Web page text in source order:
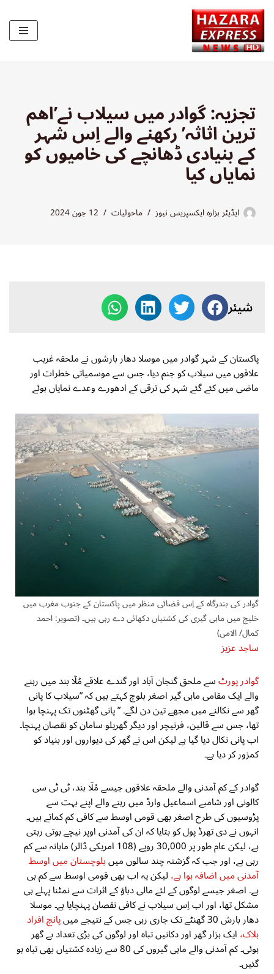
Skip
to
تجزیہ: گوادر میں سیلاب نے’اھم
ترین اثاثہ’ رکھنے والے اِس شہر
کے بنیادی ڈھانچے کی خامیوں کو
نمایاں کیا
ایڈیٹر ہزارہ ایکسپریس نیوز ماحولیات 12 جون 2024
شیئر
پاکستان کے شہر گوادر میں موسلا دھار بارشوں نے ملحقہ غریب
علاقوں میں سیلاب کو جنم دیا، جس سے موسمیاتی خطرات اور
ماضی میں کئے گئے شہر کی ترقی کے ادھورے وعدے نمایاں ہوئے
گوادر کی بندرگاہ کے اِس فضائی منظر میں پاکستان کے جنوب مغرب میں
خلیج میں ماہی گیری کی کشتیاں دکھائی دے رہی ہیں۔ (تصویر: احمد
کمال/ الامی)
ساجد عزیز
گوادر پورٹسے ملحق گنجان آباد اور گندے علاقے مُلۤا بند میں رہنے
والے ایک مقامی ماہی گیر اصغر بلوچ کہتے ہیں کہ ”سیلاب کا پانی
گھر سے نکالنے میں مجھے تین دن لگے۔ ” پانی گھٹنوں تک پہنچا ہوا
تھا، جس سے قالین، فرنیچر اور دیگر گھریلو سامان کو نقصان پہنچا۔
اب پانی نکال دیا گیا ہے لیکن اس نے گھر کی دیواروں اور بنیاد کو
کمزور کر دیا ہے۔
گوادر کے کم آمدنی والے ملحقہ علاقوں جیسے مُلۤا بند، ٹی ٹی سی
کالونی اور شامبے اسماعیل وارڈ میں رہنے والے اپنے بہت سے
پڑوسیوں کی طرح اصغر بھی قومی اوسط سے کافی کم کماتے ہیں۔
انہوں نے دی تھرڈ پول کو بتایا کہ ان کی آمدنی اوپر نیچے ہوتی رہتی
ہے، لیکن عام طور پر 30,000 روپے (108 امریکی ڈالر) ماہانہ سے کم
رہی ہے، اور جب کہ گزشتہ چند سالوں میںبلوچستان میں اوسط
آمدنی میں اضافہ ہوا ہے،لیکن یہ اب بھی قومی اوسط سے کم ہی
ہے۔ اصغر جیسے لوگوں کے لئے مالی دباؤ کے اثرات سے نمٹنا پہلے ہی
مشکل تھا، اور اب اِس سیلاب نے کافی نقصان پہنچایا ہے۔ موسلا
دھار بارش 30 گھنٹے تک جاری رہی جس کے نتیجے میں پانچ افراد
ہلاک،ایک ہزار گھر اور دکانیں تباہ اور لوگوں کی بڑی تعداد بے گھر
ہوئی۔ کم آمدنی والے ماہی گیروں کی 80 سے زیادہ کشتیاں بھی تباہ ہو
گئیں۔